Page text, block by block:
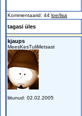
Kommentaarid: 44 loe/lisa
tagasi üles
kjaups
MeesKesTuliMetsast
liitunud: 02.02.2005